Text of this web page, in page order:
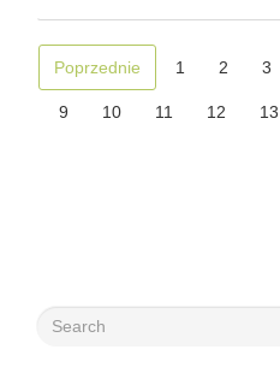
Poprzednie
1 2 3
9 10 11 12 13